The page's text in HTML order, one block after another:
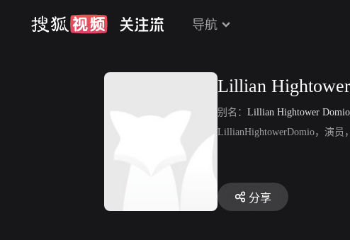
导航
Lillian
别名： Lillian Hightower Domio
LillianHightowerDomio，演员
分享